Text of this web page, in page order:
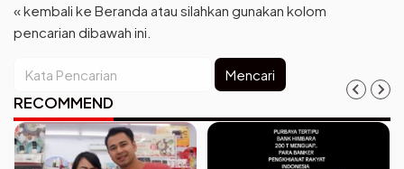
« kembali ke Beranda atau silahkan gunakan kolom
pencarian dibawah ini.
Mencari
RECOMMEND